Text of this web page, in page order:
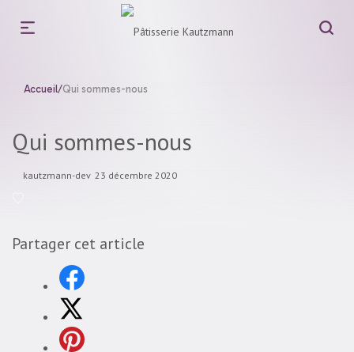
Accueil/Qui sommes-nous
Qui sommes-nous
kautzmann-dev Posted
23 décembre 2020
Partager cet article